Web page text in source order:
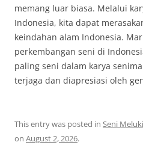
memang luar biasa. Melalui
Indonesia, kita dapat
keindahan alam Indonesia.
perkembangan seni di
paling seni dalam karya
terjaga dan diapresiasi oleh
This entry was posted in Seni
on August 2, 2026.